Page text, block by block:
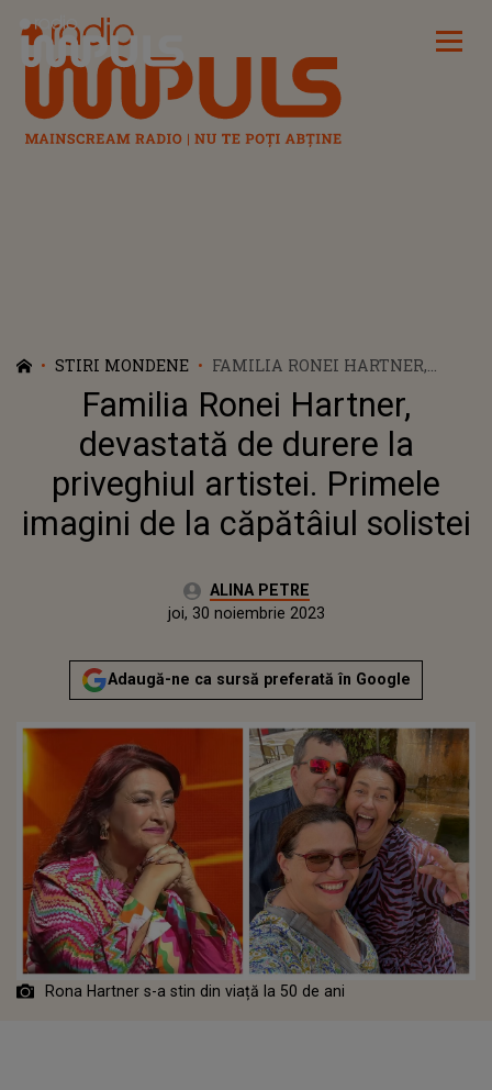
Radio Impuls
STIRI MONDENE
FAMILIA RONEI HARTNER,
DEVASTATĂ DE DURERE LA
PRIVEGHIUL ARTISTEI.
PRIMELE IMAGINI DE LA
CĂPĂTÂIUL SOLISTEI
Familia Ronei Hartner,
devastată de durere la
priveghiul artistei. Primele
imagini de la căpătâiul solistei
Autor:ALINA PETRE
joi, 30 noiembrie 2023Actualizat:
joi, 30 noiembrie 2023
Adaugă-ne ca sursă preferată în Google
Rona Hartner s-a stin din viață la 50 de ani